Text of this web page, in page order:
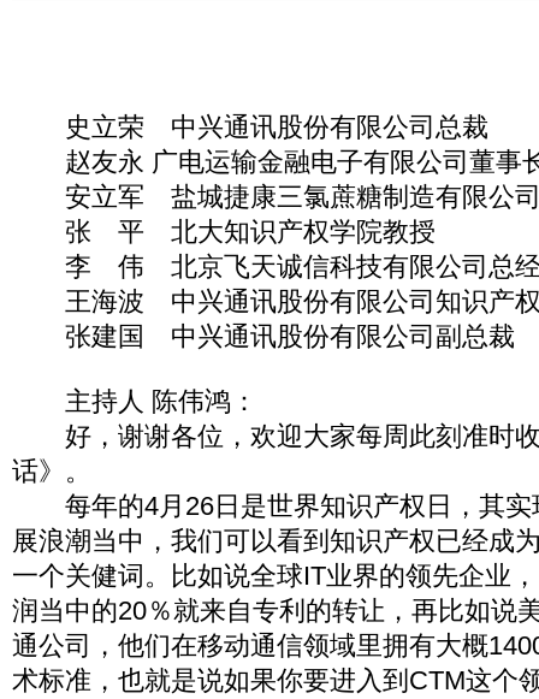
史立荣 中兴通讯股份有限公司总裁
赵友永 广电运输金融电子有限公司董事
安立军 盐城捷康三氯蔗糖制造有限公
张 平 北大知识产权学院教授
李 伟 北京飞天诚信科技有限公司总
王海波 中兴通讯股份有限公司知识产
张建国 中兴通讯股份有限公司副总裁
主持人 陈伟鸿：
好，谢谢各位，欢迎大家每周此刻准时
话》。
每年的4月26日是世界知识产权日，其实
展浪潮当中，我们可以看到知识产权已经成
一个关健词。比如说全球IT业界的领先企业
润当中的20％就来自专利的转让，再比如说
通公司，他们在移动通信领域里拥有大概
术标准，也就是说如果你要进入到CTM这个